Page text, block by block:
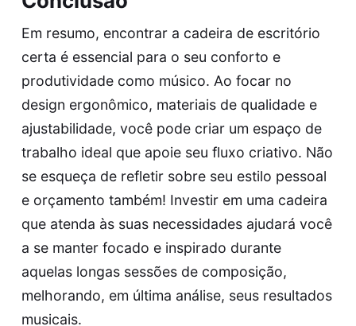
Em resumo, encontrar a cadeira de escritório
certa é essencial para o seu conforto e
produtividade como músico. Ao focar no
design ergonômico, materiais de qualidade e
ajustabilidade, você pode criar um espaço de
trabalho ideal que apoie seu fluxo criativo. Não
se esqueça de refletir sobre seu estilo pessoal
e orçamento também! Investir em uma cadeira
que atenda às suas necessidades ajudará você
a se manter focado e inspirado durante
aquelas longas sessões de composição,
melhorando, em última análise, seus resultados
musicais.